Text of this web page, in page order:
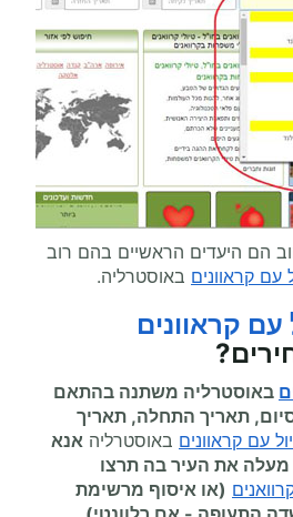
הם היעדים הראשיים בהם רוב
עם קראוונים באוסטרליה.
עם קראוונים
?
באוסטרליה משתנה בהתאם
תאריך התחלה, תאריך
עם קראוונים באוסטרליה אנא
את העיר בה תרצו
(או איסוף מרשימת